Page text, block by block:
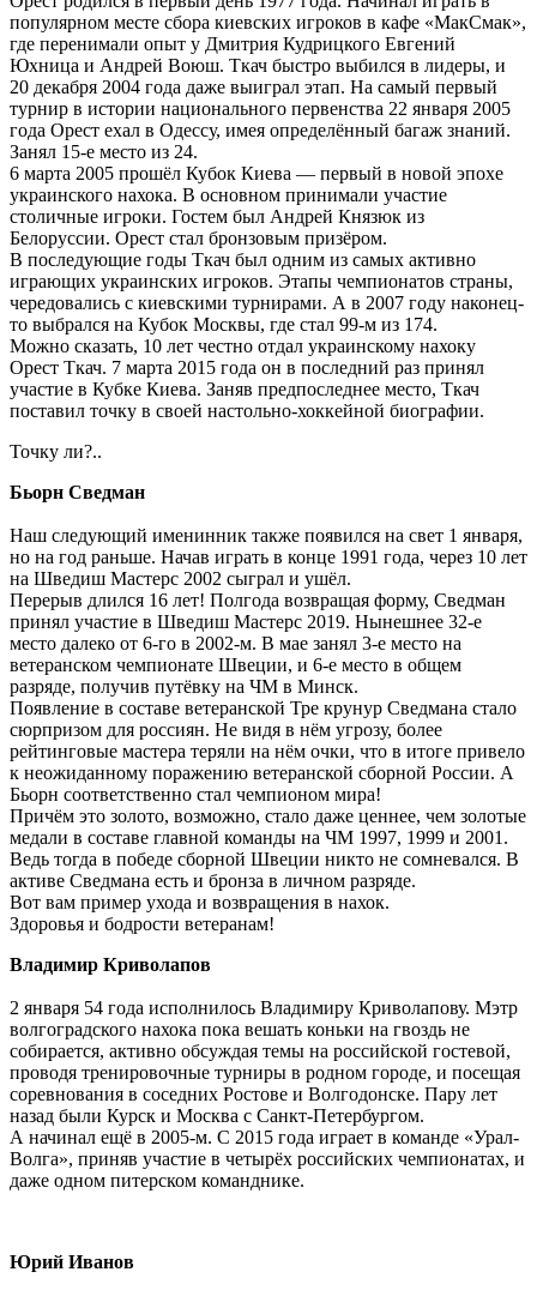
популярном месте сбора киевских игроков в кафе «МакСмак»,
где перенимали опыт у Дмитрия Кудрицкого Евгений
Юхница и Андрей Воюш. Ткач быстро выбился в лидеры, и
20 декабря 2004 года даже выиграл этап. На самый первый
турнир в истории национального первенства 22 января 2005
года Орест ехал в Одессу, имея определённый багаж знаний.
Занял 15-е место из 24.
6 марта 2005 прошёл Кубок Киева — первый в новой эпохе
украинского нахока. В основном принимали участие
столичные игроки. Гостем был Андрей Князюк из
Белоруссии. Орест стал бронзовым призёром.
В последующие годы Ткач был одним из самых активно
играющих украинских игроков. Этапы чемпионатов страны,
чередовались с киевскими турнирами. А в 2007 году наконец-
то выбрался на Кубок Москвы, где стал 99-м из 174.
Можно сказать, 10 лет честно отдал украинскому нахоку
Орест Ткач. 7 марта 2015 года он в последний раз принял
участие в Кубке Киева. Заняв предпоследнее место, Ткач
поставил точку в своей настольно-хоккейной биографии.
Точку ли?..
Бьорн Сведман
Наш следующий именинник также появился на свет 1 января,
но на год раньше. Начав играть в конце 1991 года, через 10 лет
на Шведиш Мастерс 2002 сыграл и ушёл.
Перерыв длился 16 лет! Полгода возвращая форму, Сведман
принял участие в Шведиш Мастерс 2019. Нынешнее 32-е
место далеко от 6-го в 2002-м. В мае занял 3-е место на
ветеранском чемпионате Швеции, и 6-е место в общем
разряде, получив путёвку на ЧМ в Минск.
Появление в составе ветеранской Тре крунур Сведмана стало
сюрпризом для россиян. Не видя в нём угрозу, более
рейтинговые мастера теряли на нём очки, что в итоге привело
к неожиданному поражению ветеранской сборной России. А
Бьорн соответственно стал чемпионом мира!
Причём это золото, возможно, стало даже ценнее, чем золотые
медали в составе главной команды на ЧМ 1997, 1999 и 2001.
Ведь тогда в победе сборной Швеции никто не сомневался. В
активе Сведмана есть и бронза в личном разряде.
Вот вам пример ухода и возвращения в нахок.
Здоровья и бодрости ветеранам!
Владимир Криволапов
2 января 54 года исполнилось Владимиру Криволапову. Мэтр
волгоградского нахока пока вешать коньки на гвоздь не
собирается, активно обсуждая темы на российской гостевой,
проводя тренировочные турниры в родном городе, и посещая
соревнования в соседних Ростове и Волгодонске. Пару лет
назад были Курск и Москва с Санкт-Петербургом.
А начинал ещё в 2005-м. С 2015 года играет в команде «Урал-
Волга», приняв участие в четырёх российских чемпионатах, и
даже одном питерском команднике.
Юрий Иванов